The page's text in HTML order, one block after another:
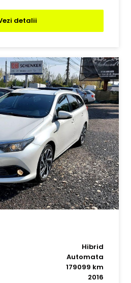
detalii
Hibrid
Automata
179099 km
2016